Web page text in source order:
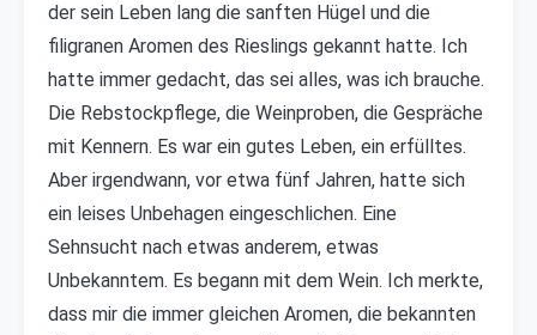
der sein Leben lang die sanften Hügel und die
filigranen Aromen des Rieslings gekannt hatte. Ich
hatte immer gedacht, das sei alles, was ich brauche.
Die Rebstockpflege, die Weinproben, die Gespräche
mit Kennern. Es war ein gutes Leben, ein erfülltes.
Aber irgendwann, vor etwa fünf Jahren, hatte sich
ein leises Unbehagen eingeschlichen. Eine
Sehnsucht nach etwas anderem, etwas
Unbekanntem. Es begann mit dem Wein. Ich merkte,
dass mir die immer gleichen Aromen, die bekannten